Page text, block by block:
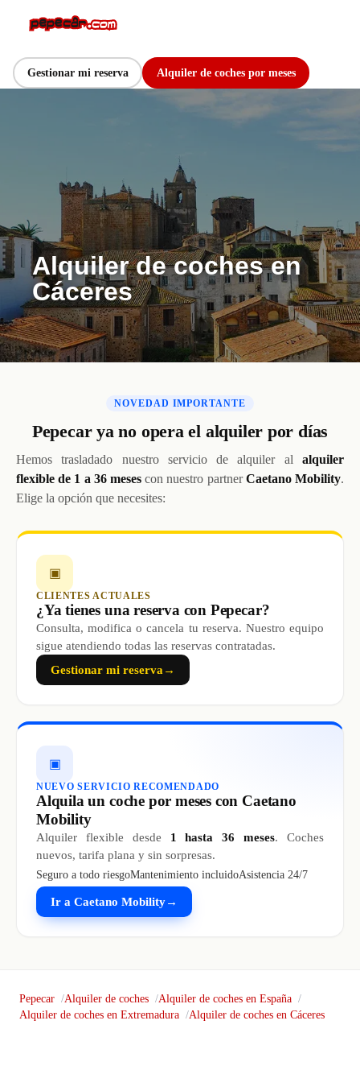
Gestionar mi reserva Alquiler de coches por meses
Alquiler de coches en
Cáceres
NOVEDAD IMPORTANTE
Pepecar ya no opera el alquiler por días
Hemos trasladado nuestro servicio de alquiler al alquiler
flexible de 1 a 36 meses con nuestro partnerCaetano Mobility.
Elige la opción que necesites:
▣
CLIENTES ACTUALES
¿Ya tienes una reserva con Pepecar?
Consulta, modifica o cancela tu reserva. Nuestro equipo
sigue atendiendo todas las reservas contratadas.
Gestionar mi reserva →
▣
NUEVO SERVICIO RECOMENDADO
Alquila un coche por meses con Caetano
Mobility
Alquiler flexible desde 1 hasta 36 meses. Coches
nuevos, tarifa plana y sin sorpresas.
Seguro a todo riesgoMantenimiento incluidoAsistencia 24/7
Ir a Caetano Mobility→
Pepecar Alquiler de coches
Alquiler de coches en España
Alquiler de coches en Extremadura
Alquiler de coches en Cáceres